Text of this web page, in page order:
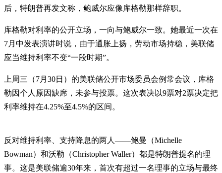
后，特朗普再发文称，鲍威尔应像库格勒那样辞职。
库格勒对利率的公开立场，一向与鲍威尔一致。她最近一次在
7月中发表演讲时说，由于通胀上扬，劳动市场持稳，美联储
应当维持利率不变“一段时期”。
上周三（7月30日）的美联储公开市场委员会例常会议，库格
勒因个人原因缺席，未参与投票。这次表决以9票对2票决定把
利率维持在4.25%至4.5%的区间。
反对维持利率、支持降息的两人——鲍曼（Michelle
Bowman）和沃勒（Christopher Waller）都是特朗普提名的理
事。这是美联储逾30年来，首次有超过一名理事的立场与最终